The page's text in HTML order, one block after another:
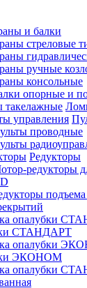
и балки
стреловые
ручные
консольные
опорные и
проводные
Редукторы
редукторы
СТАНДАРТ
ЭКОНОМ